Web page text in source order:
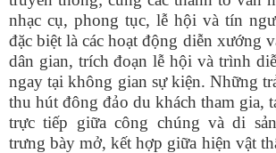
nhạc cụ, phong tục, lễ hội và tín
đặc biệt là các hoạt động diễn xướng
dân gian, trích đoạn lễ hội và trình
ngay tại không gian sự kiện. Những
thu hút đông đảo du khách tham gia,
trực tiếp giữa công chúng và di
trưng bày mở, kết hợp giữa hiện vật